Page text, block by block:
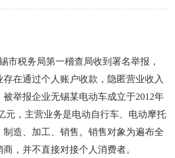
税务局第一稽查局收到署名举报，
在通过个人账户收款，隐匿营业收入
举报企业无锡某电动车成立于2012年
元，主营业务是电动自行车、电动摩托
造、加工、销售。销售对象为遍布全
，并不直接对接个人消费者。